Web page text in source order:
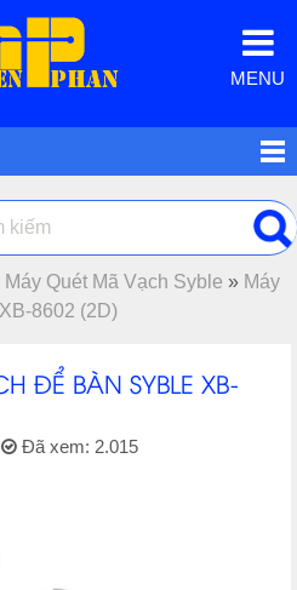
MENU
Máy Quét Mã Vạch Syble » Máy
8602 (2D)
ĐỂ BÀN SYBLE XB-
Đã xem: 2.015